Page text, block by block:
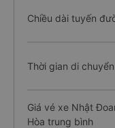
Chiều dài tuyến
Thời gian di chuyển
Giá vé xe Nhật
Hòa trung bình